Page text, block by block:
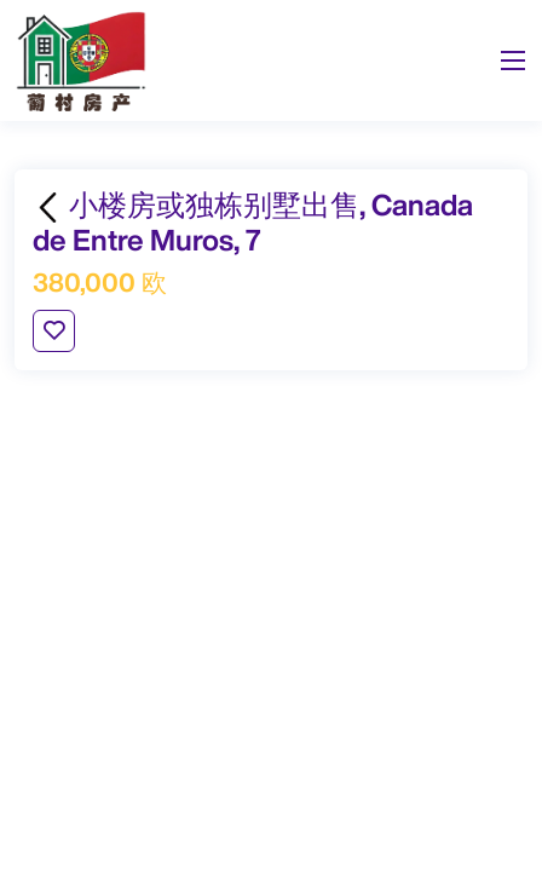
小楼房或独栋别墅出售, Canada
de Entre Muros, 7
380,000 欧